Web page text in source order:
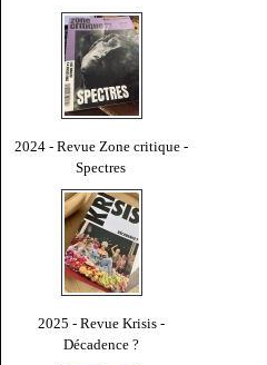
2024 - Revue Zone critique -
Spectres
2025 - Revue Krisis -
Décadence ?